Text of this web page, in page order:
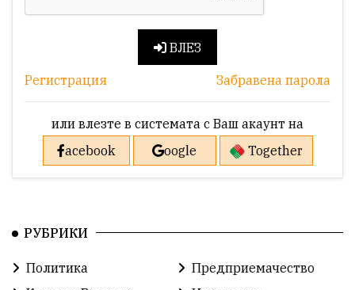
ВЛЕЗ
Регистрация Забравена парола
или влезте в системата с Ваш акаунт на
acebook
oogle Together
РУБРИКИ
Политика
Предприемачество